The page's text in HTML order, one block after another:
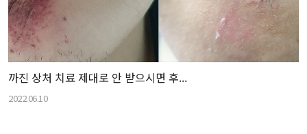
까진 상처 치료 제대로 안 받으시면 후...
2022.06.10